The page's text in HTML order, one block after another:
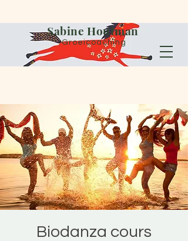
Sabine Houtman
Groeicoaching
Biodanza cours